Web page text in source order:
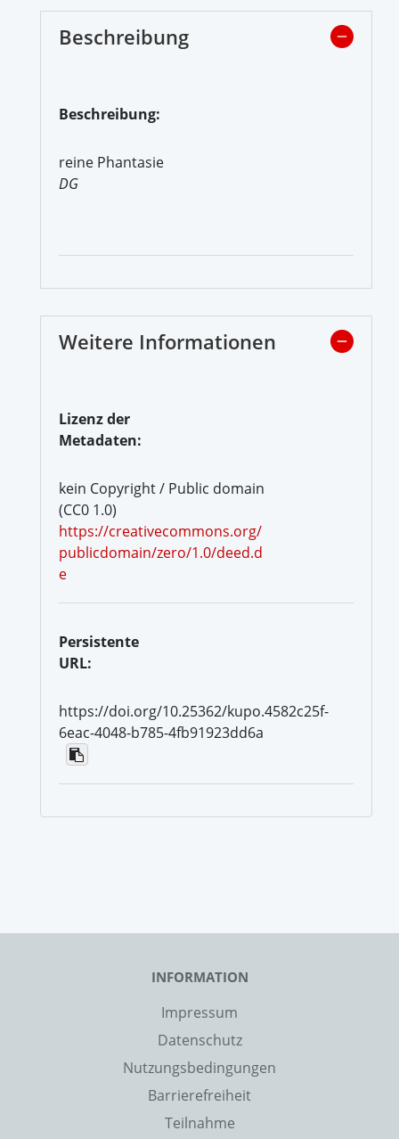
Beschreibung
Beschreibung:
reine Phantasie
DG
Weitere Informationen
Lizenz der
Metadaten:
kein Copyright / Public domain
(CC0 1.0)
https://creativecommons.org/
publicdomain/zero/1.0/deed.d
e
Persistente
URL:
https://doi.org/10.25362/kupo.4582c25f-
6eac-4048-b785-4fb91923dd6a
INFORMATION
Impressum
Datenschutz
Nutzungsbedingungen
Barrierefreiheit
Teilnahme